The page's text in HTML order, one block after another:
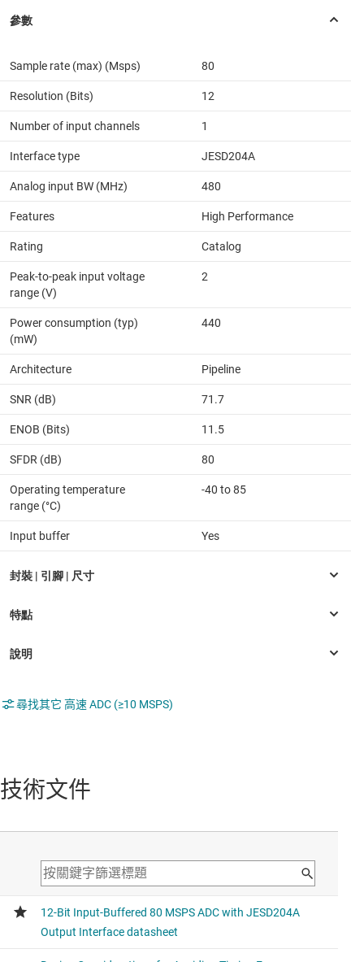
Sample rate (max) (Msps) 80
Resolution (Bits) 12
Number of input channels 1
Interface type JESD204A
Analog input BW (MHz) 480
Features High Performance
Rating Catalog
Peak-to-peak input voltage
range (V)
2
Power consumption (typ)
(mW)
440
Architecture Pipeline
SNR (dB) 71.7
ENOB (Bits) 11.5
SFDR (dB) 80
Operating temperature
range (°C)
-40 to 85
Input buffer Yes
尋找其它 高速 ADC (≥10 MSPS)
技術文件